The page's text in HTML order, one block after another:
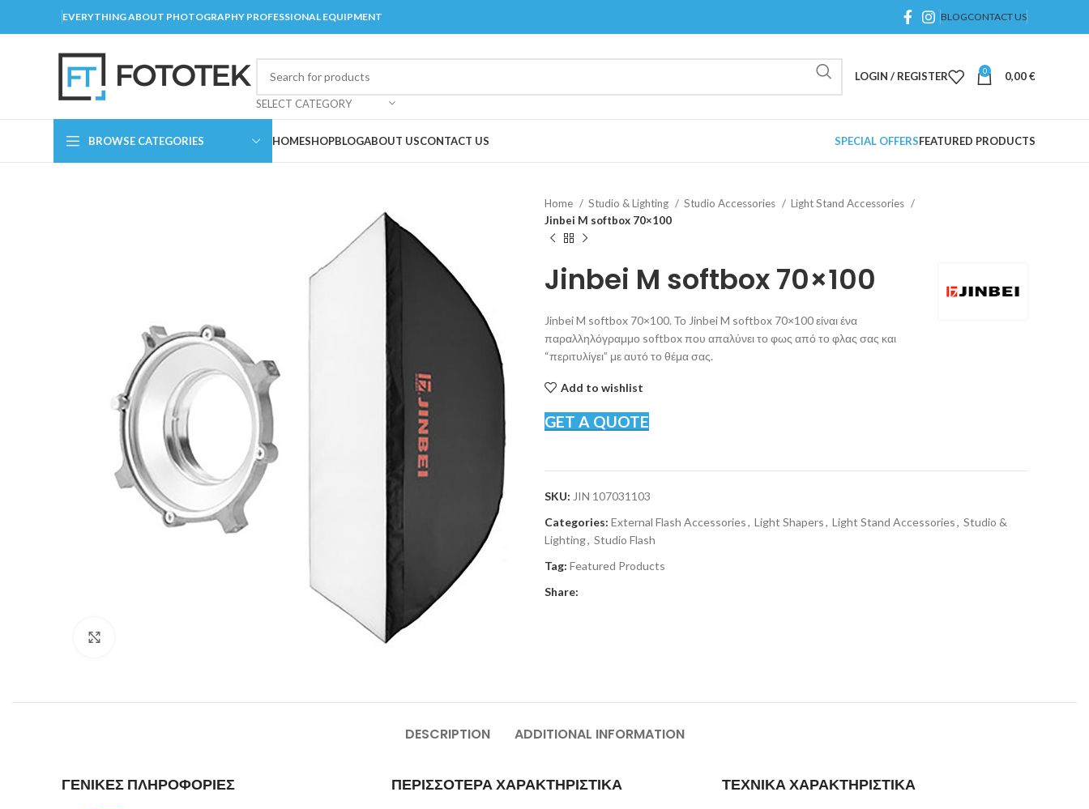
EVERYTHING ABOUT PHOTOGRAPHY PROFESSIONAL EQUIPMENT BLOGCONTACT US
SELECT CATEGORY
LOGIN / REGISTER 0 0,00€
BROWSE CATEGORIES HOMESHOPBLOGABOUT USCONTACT US SPECIAL OFFERSFEATURED PRODUCTS
Home Studio & Lighting Studio Accessories
Light Stand Accessories
Jinbei M softbox 70×100
Jinbei M softbox 70×100
Jinbei M softbox 70×100. Το Jinbei M softbox 70×100 είναι ένα
παραλληλόγραμμο softbox που απαλύνει το φως από το φλας σας και
“περιτυλίγει” με αυτό το θέμα σας.
Add to wishlist
GET A QUOTE
SKU: JIN 107031103
Categories: External Flash Accessories, Light Shapers, Light Stand Accessories, Studio &
Lighting, Studio Flash
Tag: Featured Products
Share:
DESCRIPTION ADDITIONAL INFORMATION
ΓΕΝΙΚΕΣ ΠΛΗΡΟΦΟΡΙΕΣ ΠΕΡΙΣΣΟΤΕΡΑ ΧΑΡΑΚΤΗΡΙΣΤΙΚΑ ΤΕΧΝΙΚΑ ΧΑΡΑΚΤΗΡΙΣΤΙΚΑ